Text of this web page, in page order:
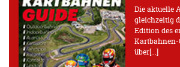
Die aktuelle
gleichzeitig
Edition des
Kartbahnen-
über[...]